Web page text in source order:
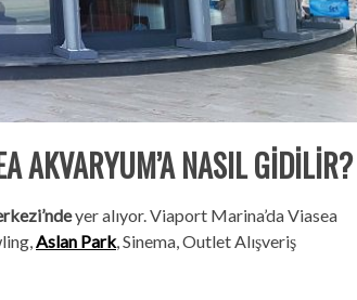
AKVARYUM’A NASIL GİDİLİR?
yer alıyor. Viaport Marina’da Viasea
Aslan Park, Sinema, Outlet Alışveriş